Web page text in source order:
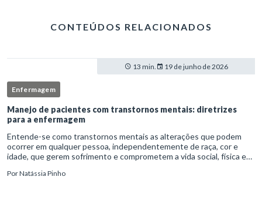
CONTEÚDOS RELACIONADOS
13 min. 19 de junho de 2026
Enfermagem
Manejo de pacientes com transtornos mentais: diretrizes
para a enfermagem
Entende-se como transtornos mentais as alterações que podem
ocorrer em qualquer pessoa, independentemente de raça, cor e
idade, que gerem sofrimento e comprometem a vida social, física e
PorNatássia Pinho